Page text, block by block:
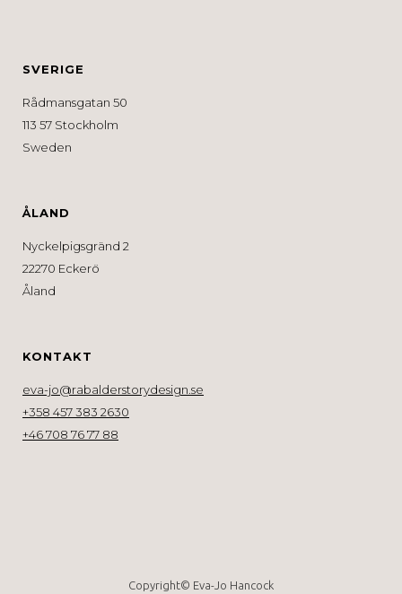
SVERIGE
Rådmansgatan 50
113 57 Stockholm
Sweden
ÅLAND
Nyckelpigsgränd 2
22270 Eckerö
Åland
KONTAKT
eva-jo@rabalderstorydesign.se
+358 457 383 2630
+46 708 76 77 88
Copyright© Eva-Jo Hancock